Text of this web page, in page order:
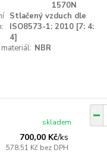
1570N
Stlačený vzduch dle
ISO8573-1: 2010 [7: 4:
4]
NBR
700,00 Kč/ks
578,51 Kč bez DPH
skladem